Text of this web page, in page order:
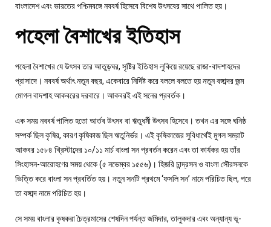
বাংলাদেশ এবং ভারতের পশ্চিমবঙ্গে নববর্ষ হিসেবে বিশেষ উৎসবের সাথে পালিত হয়।
পহেলা বৈশাখের ইতিহাস
পহেলা বৈশাখের যে উৎসব তার আতুড়ঘর, সৃষ্টির ইতিহাস লুকিয়ে রয়েছে রাজা-বাদশাহদের
প্রাসাদে। নববর্ষ অর্থাৎ নতুন বছর, একেবারে নির্দিষ্ট করে বললে বলতে হয় নতুন বঙ্গাব্দর জন্ম
মোগল বাদশাহ আকবরের দরবারে। আকবরই এই সনের প্রবর্তক।
এক সময় নববর্ষ পালিত হতো আর্তব উৎসব বা ঋতুধর্মী উৎসব হিসেবে। তখন এর সঙ্গে ঘনিষ্ঠ
সম্পর্ক ছিল কৃষির, কারণ কৃষিকাজ ছিল ঋতুনির্ভর। এই কৃষিকাজের সুবিধার্থেই মুগল সম্রাট
আকবর ১৫৮৪ খ্রিস্টাব্দের ১০/১১ মার্চ বাংলা সন প্রবর্তন করেন এবং তা কার্যকর হয় তাঁর
সিংহাসন-আরোহণের সময় থেকে (৫ নভেম্বর ১৫৫৬)। হিজরি চান্দ্রসন ও বাংলা সৌরসনকে
ভিত্তি করে বাংলা সন প্রবর্তিত হয়। নতুন সনটি প্রথমে ‘ফসলি সন’ নামে পরিচিত ছিল, পরে
তা বঙ্গাব্দ নামে পরিচিত হয়।
সে সময় বাংলার কৃষকরা চৈত্রমাসের শেষদিন পর্যন্ত জমিদার, তালুকদার এবং অন্যান্য ভূ-